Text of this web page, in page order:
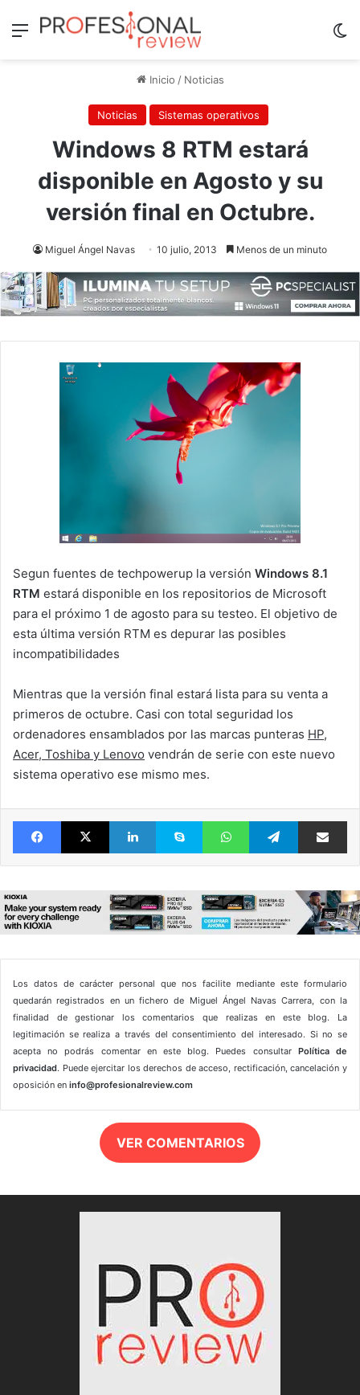
Menú
Inicio / Noticias
Noticias Sistemas operativos
Windows 8 RTM estará
disponible en Agosto y su
versión final en Octubre.
Miguel Ángel Navas 10 julio, 2013 Menos de un minuto
Segun fuentes de techpowerup la versión Windows 8.1
RTM estará disponible en los repositorios de Microsoft
para el próximo 1 de agosto para su testeo. El objetivo de
esta última versión RTM es depurar las posibles
incompatibilidades
Mientras que la versión final estará lista para su venta a
primeros de octubre. Casi con total seguridad los
ordenadores ensamblados por las marcas punteras HP,
Acer, Toshiba y Lenovo vendrán de serie con este nuevo
sistema operativo ese mismo mes.
FacebookX LinkedIn Skype WhatsAppTelegram
Los datos de carácter personal que nos facilite mediante este formulario
quedarán registrados en un fichero de Miguel Ángel Navas Carrera, con la
finalidad de gestionar los comentarios que realizas en este blog. La
legitimación se realiza a través del consentimiento del interesado. Si no se
acepta no podrás comentar en este blog. Puedes consultar Política de
privacidad. Puede ejercitar los derechos de acceso, rectificación, cancelación y
oposición en info@profesionalreview.com
VER COMENTARIOS